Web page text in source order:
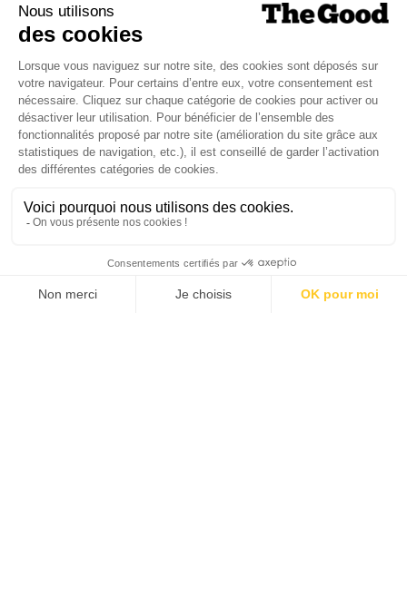
Je suis déjà abonné(e) :
version digitale
SUIVEZ-NOUS